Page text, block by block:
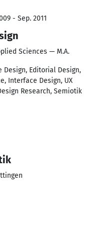
- Sep. 2011
Sciences — M.A.
Editorial Design,
Interface Design, UX
Research, Semiotik